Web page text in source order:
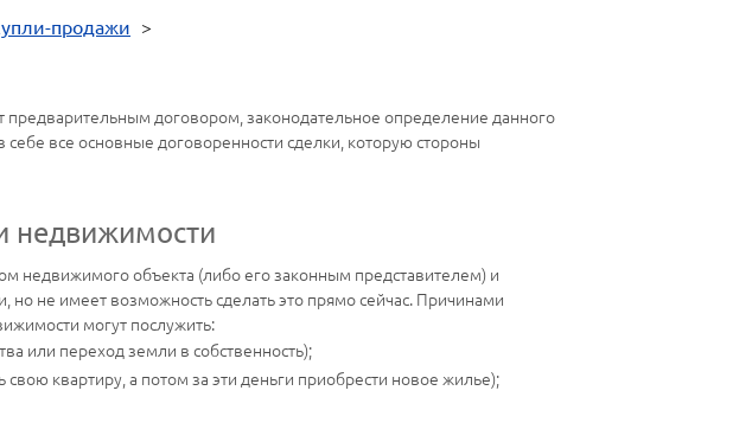
продажи >
договором, законодательное определение данного
все основные договоренности сделки, которую стороны
недвижимости
недвижимого объекта (либо его законным представителем) и
но не имеет возможность сделать это прямо сейчас. Причинами
могут послужить:
или переход земли в собственность);
квартиру, а потом за эти деньги приобрести новое жилье);